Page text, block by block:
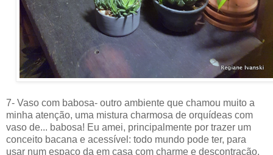
7- Vaso com babosa- outro ambiente que chamou muito a
minha atenção, uma mistura charmosa de orquídeas com
vaso de... babosa! Eu amei, principalmente por trazer um
conceito bacana e acessível: todo mundo pode ter, para
usar num espaço da em casa com charme e descontração.